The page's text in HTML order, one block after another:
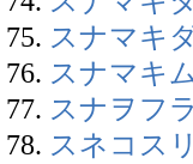
75. スナマキ
76. スナマキ
77. スナヲフ
78. スネコス